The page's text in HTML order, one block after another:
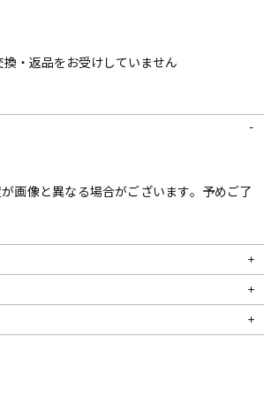
・返品をお受けしていません
画像と異なる場合がございます。予めご了